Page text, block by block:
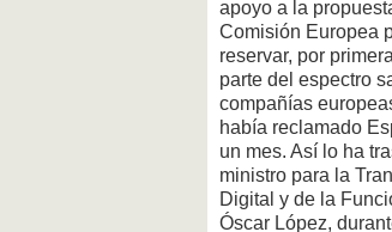
apoyo a la
Comisión Europea
reservar, por
parte del espectro
compañías
había reclamado
un mes. Así lo ha
ministro para la
Digital y de la
Óscar López,